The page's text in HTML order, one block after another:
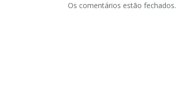
Os comentários estão fechados.